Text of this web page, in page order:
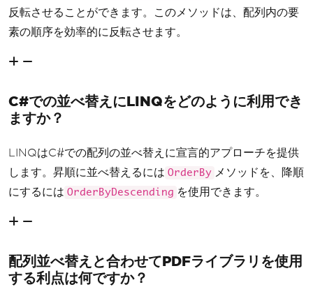
反転させることができます。このメソッドは、配列内の要
素の順序を効率的に反転させます。
C#での並べ替えにLINQをどのように利用でき
ますか？
LINQはC#での配列の並べ替えに宣言的アプローチを提供
します。昇順に並べ替えるには OrderBy メソッドを、降順
にするには OrderByDescending を使用できます。
配列並べ替えと合わせてPDFライブラリを使用
する利点は何ですか？